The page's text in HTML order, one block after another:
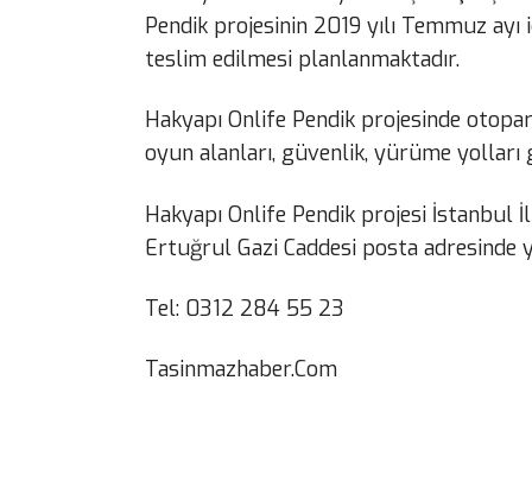
Pendik projesinin 2019 yılı Temmuz
teslim edilmesi planlanmaktadır.
Hakyapı Onlife Pendik projesinde
oyun alanları, güvenlik, yürüme yolları
Hakyapı Onlife Pendik projesi İstanbul
Ertuğrul Gazi Caddesi posta adresinde
Tel: 0312 284 55 23
Tasinmazhaber.Com